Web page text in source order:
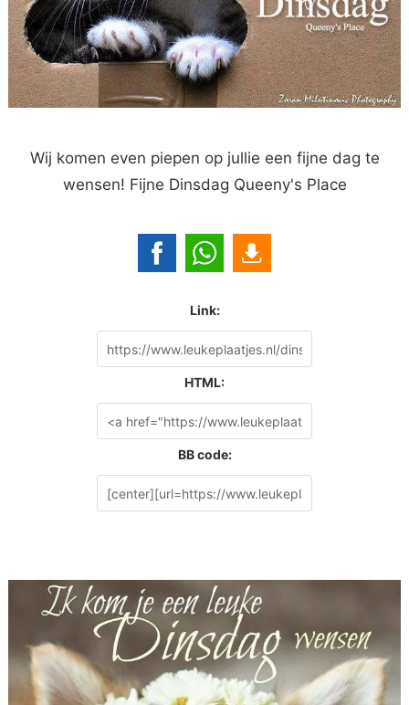
Wij komen even piepen op jullie een fijne dag te
wensen! Fijne Dinsdag Queeny's Place
Link:
HTML:
BB code: